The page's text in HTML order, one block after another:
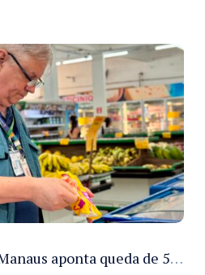
Pesquisa do Procon Manaus aponta queda de 5,18% no valor médio da cesta básica em agosto